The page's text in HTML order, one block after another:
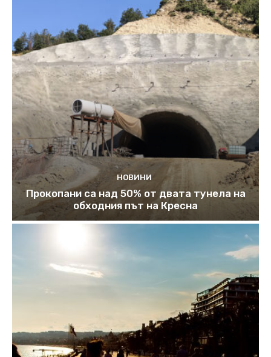
НОВИНИ
Прокопани са над 50% от двата тунела на
обходния път на Кресна